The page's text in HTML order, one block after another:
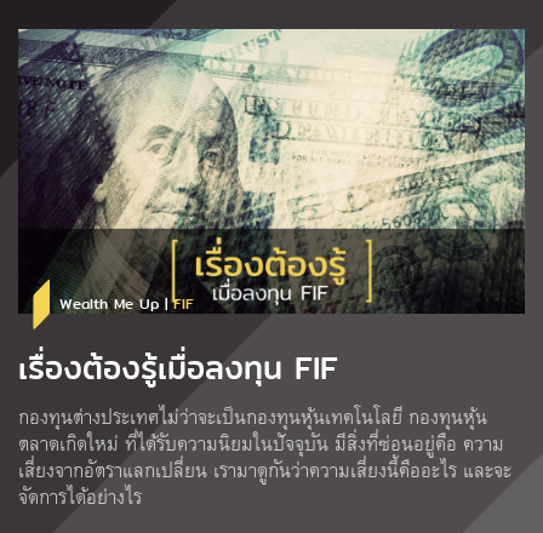
Wealth Me Up |FIF
เรื่องต้องรู้เมื่อลงทุน FIF
กองทุนต่างประเทศไม่ว่าจะเป็นกองทุนหุ้นเทคโนโลยี กองทุนหุ้น
ตลาดเกิดใหม่ ที่ได้รับความนิยมในปัจจุบัน มีสิ่งที่ซ่อนอยู่คือ ความ
เสี่ยงจากอัตราแลกเปลี่ยน เรามาดูกันว่าความเสี่ยงนี้คืออะไร และจะ
จัดการได้อย่างไร